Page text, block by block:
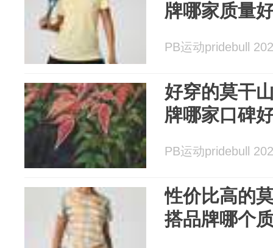
牌哪家质量
PB运动pridebull
好穿的莫干
牌哪家口碑
PB运动pridebull
性价比高的
搭品牌哪个